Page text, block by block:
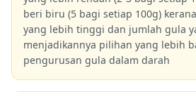
beri biru (5 bagi setiap 100g)
yang lebih tinggi dan jumlah gula
menjadikannya pilihan yang lebih
pengurusan gula dalam darah